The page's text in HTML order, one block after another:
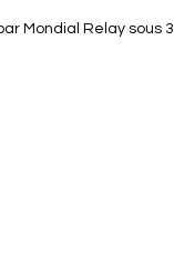
et laissez la
Mondial Relay sous 3